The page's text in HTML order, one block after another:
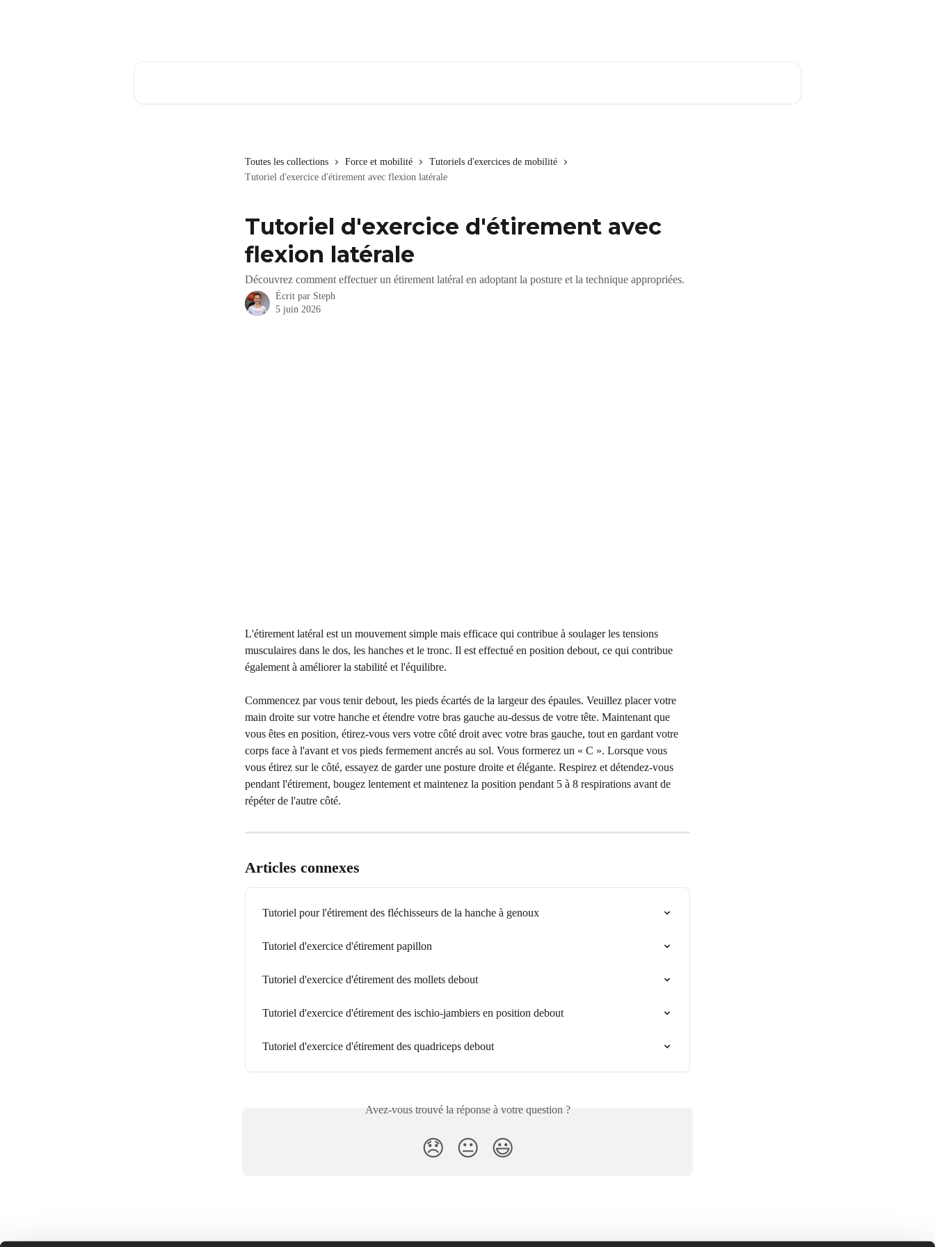
Toutes les collections Force et mobilité
Tutoriels d'exercices de mobilité
Tutoriel d'exercice d'étirement avec flexion latérale
Tutoriel d'exercice d'étirement avec
flexion latérale
Découvrez comment effectuer un étirement latéral en adoptant la posture et la technique appropriées.
Écrit par Steph
5 juin 2026
L'étirement latéral est un mouvement simple mais efficace qui contribue à soulager les tensions
musculaires dans le dos, les hanches et le tronc. Il est effectué en position debout, ce qui contribue
également à améliorer la stabilité et l'équilibre.
Commencez par vous tenir debout, les pieds écartés de la largeur des épaules. Veuillez placer votre
main droite sur votre hanche et étendre votre bras gauche au-dessus de votre tête. Maintenant que
vous êtes en position, étirez-vous vers votre côté droit avec votre bras gauche, tout en gardant votre
corps face à l'avant et vos pieds fermement ancrés au sol. Vous formerez un « C ». Lorsque vous
vous étirez sur le côté, essayez de garder une posture droite et élégante. Respirez et détendez-vous
pendant l'étirement, bougez lentement et maintenez la position pendant 5 à 8 respirations avant de
répéter de l'autre côté.
Articles connexes
Tutoriel pour l'étirement des fléchisseurs de la hanche à genoux
Tutoriel d'exercice d'étirement papillon
Tutoriel d'exercice d'étirement des mollets debout
Tutoriel d'exercice d'étirement des ischio-jambiers en position debout
Tutoriel d'exercice d'étirement des quadriceps debout
Avez-vous trouvé la réponse à votre question ?
😞 😐 😃